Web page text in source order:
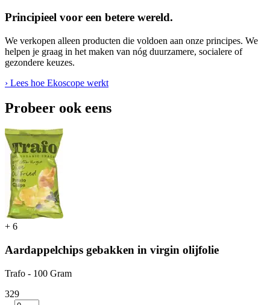
Principieel voor een betere wereld.
We verkopen alleen producten die voldoen aan onze principes. We
helpen je graag in het maken van nóg duurzamere, socialere of
gezondere keuzes.
› Lees hoe Ekoscope werkt
Probeer ook eens
+ 6
Aardappelchips gebakken in virgin olijfolie
Trafo - 100 Gram
329